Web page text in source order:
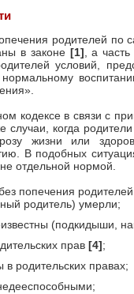
родителей
в законе [1] , а
условий,
кодексе в связи с
случаи, когда
жизни или
В подобных
отдельной нормой.
попечения
родитель) умерли;
(подкидыши,
прав [4];
в родительских правах;